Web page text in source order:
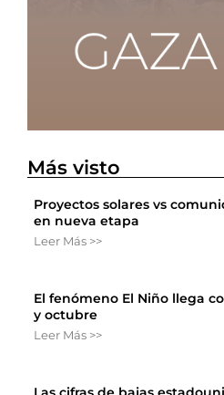
Más visto
Proyectos solares vs
en nueva etapa
Leer Más >>
El fenómeno El Niño llega
y octubre
Leer Más >>